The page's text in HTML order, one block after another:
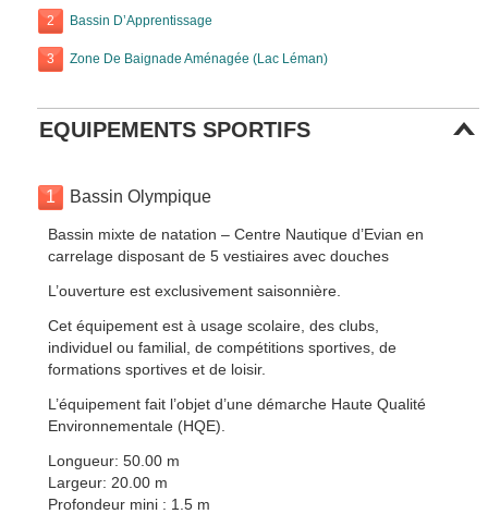
2 Bassin D’Apprentissage
3 Zone De Baignade Aménagée (Lac Léman)
EQUIPEMENTS SPORTIFS
1 Bassin Olympique
Bassin mixte de natation – Centre Nautique d’Evian en
carrelage disposant de 5 vestiaires avec douches
L’ouverture est exclusivement saisonnière.
Cet équipement est à usage scolaire, des clubs,
individuel ou familial, de compétitions sportives, de
formations sportives et de loisir.
L’équipement fait l’objet d’une démarche Haute Qualité
Environnementale (HQE).
Longueur: 50.00 m
Largeur: 20.00 m
Profondeur mini : 1.5 m